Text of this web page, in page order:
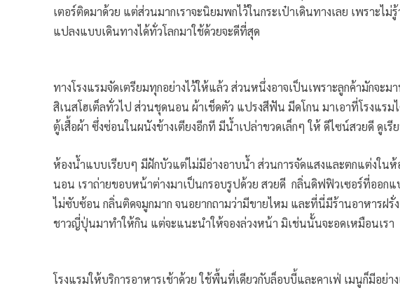
เตอร์ติดมาด้วย แต่ส่วนมากเราจะนิยมพกไว้ในกระเป๋าเดินทางเลย เพราะไ
แปลงแบบเดินทางได้ทั่วโลกมาใช้ด้วยจะดีที่สุด
ทางโรงแรมจัดเตรียมทุกอย่างไว้ให้แล้ว ส่วนหนึ่งอาจเป็นเพราะลูกค้ามักจะ
สิเนสโฮเต็ลทั่วไป ส่วนชุดนอน ผ้าเช็ดตัว แปรงสีฟัน มีดโกน มาเอาที่โรงแรม
ตู้เสื้อผ้า ซึ่งซ่อนในผนังข้างเตียงอีกที มีน้ำเปล่าขวดเล็กๆ ให้ ดีไซน์สวยดี ดูเ
ห้องน้ำแบบเรียบๆ มีฝักบัวแต่ไม่มีอ่างอาบน้ำ ส่วนการจัดแสงและตกแต่งในห้
นอน เราถ่ายขอบหน้าต่างมาเป็นกรอบรูปด้วย สวยดี กลิ่นดิฟฟิวเซอร์ที่ออกแ
ไม่ซับซ้อน กลิ่นติดจมูกมาก จนอยากถามว่ามีขายไหม และที่นี่มีร้านอาหารฝรั่ง
ชาวญี่ปุ่นมาทำให้กิน แต่จะแนะนำให้จองล่วงหน้า มิเช่นนั้นจะอดเหมือนเรา
โรงแรมให้บริการอาหารเช้าด้วย ใช้พื้นที่เดียวกับล็อบบี้และคาเฟ่ เมนูก็มีอย่